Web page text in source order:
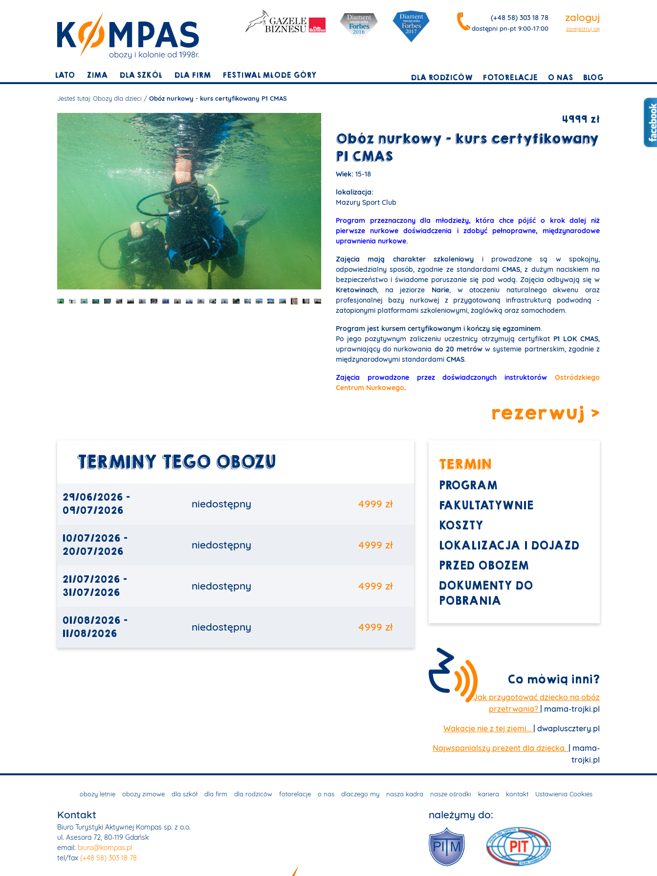
(+48 58) 303 18 78
dostępni pn-pt 9:00-17:00
zaloguj
zarejestruj się
LATO ZIMA DLA SZKÓŁ DLA FIRM FESTIWAL MŁODE GÓRY DLA RODZICÓW FOTORELACJE O NAS BLOG
Jesteś tutaj: Obozy dla dzieci / Obóz nurkowy - kurs certyfikowany P1 CMAS
4999 zł
Obóz nurkowy - kurs certyfikowany
P1 CMAS
Wiek: 15-18
lokalizacja:
Mazury Sport Club
Program przeznaczony dla młodzieży, która chce pójść o krok dalej niż
pierwsze nurkowe doświadczenia i zdobyć pełnoprawne, międzynarodowe
uprawnienia nurkowe.
Zajęcia mają charakter szkoleniowy i prowadzone są w spokojny,
odpowiedzialny sposób, zgodnie ze standardamiCMAS, z dużym naciskiem na
bezpieczeństwo i świadome poruszanie się pod wodą. Zajęcia odbywają się w
Kretowinach, na jeziorze Narie, w otoczeniu naturalnego akwenu oraz
profesjonalnej bazy nurkowej z przygotowaną infrastrukturą podwodną -
zatopionymi platformami szkoleniowymi, żaglówką oraz samochodem.
Program jest kursem certyfikowanym i kończy się egzaminem.
Po jego pozytywnym zaliczeniu uczestnicy otrzymują certyfikat P1 LOK CMAS,
uprawniający do nurkowania do 20 metrów w systemie partnerskim, zgodnie z
międzynarodowymi standardami CMAS.
Zajęcia prowadzone przez doświadczonych instruktorów Ostródzkiego
Centrum Nurkowego.
rezerwuj >
TERMIN
PROGRAM
FAKULTATYWNIE
KOSZTY
LOKALIZACJA I DOJAZD
PRZED OBOZEM
DOKUMENTY DO
POBRANIA
Co mówią inni?
Jak przygotować dziecko na obóz
przetrwania?
| mama-trojki.pl
Wakacje nie z tej ziemi…
| dwapluscztery.pl
Najwspanialszy prezent dla dziecka.
| mama-
trojki.pl
TERMINY TEGO OBOZU
29/06/2026 -
09/07/2026
niedostępny 4999 zł
10/07/2026 -
20/07/2026
niedostępny 4999 zł
21/07/2026 -
31/07/2026
niedostępny 4999 zł
01/08/2026 -
11/08/2026
niedostępny 4999 zł
obozy letnie obozy zimowe dla szkół dla firm dla rodziców fotorelacje o nas dlaczego my nasza kadra nasze ośrodki kariera kontakt Ustawienia Cookies
Kontakt
Biuro Turystyki Aktywnej Kompas sp. z o.o.
ul. Asesora 72, 80-119 Gdańsk
email: biuro@kompas.pl
tel/fax (+48 58) 303 18 78
należymy do: